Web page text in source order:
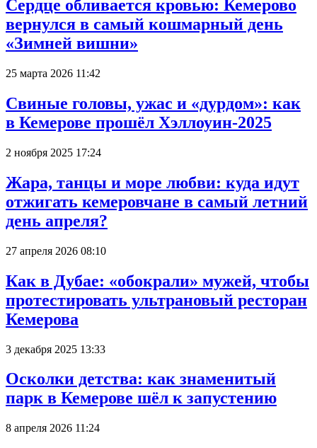
Сердце обливается кровью: Кемерово
вернулся в самый кошмарный день
«Зимней вишни»
25 марта 2026 11:42
Свиные головы, ужас и «дурдом»: как
в Кемерове прошёл Хэллоуин-2025
2 ноября 2025 17:24
Жара, танцы и море любви: куда идут
отжигать кемеровчане в самый летний
день апреля?
27 апреля 2026 08:10
Как в Дубае: «обокрали» мужей, чтобы
протестировать ультрановый ресторан
Кемерова
3 декабря 2025 13:33
Осколки детства: как знаменитый
парк в Кемерове шёл к запустению
8 апреля 2026 11:24